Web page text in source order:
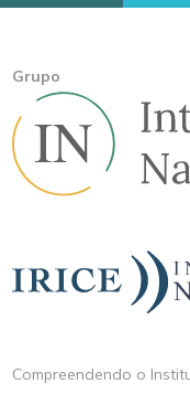
Grupo
Compreendendo o